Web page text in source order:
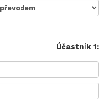
Účastník 1: